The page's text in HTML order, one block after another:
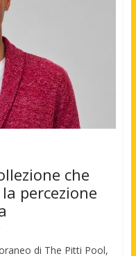
che
percezione
di The Pitti Pool,